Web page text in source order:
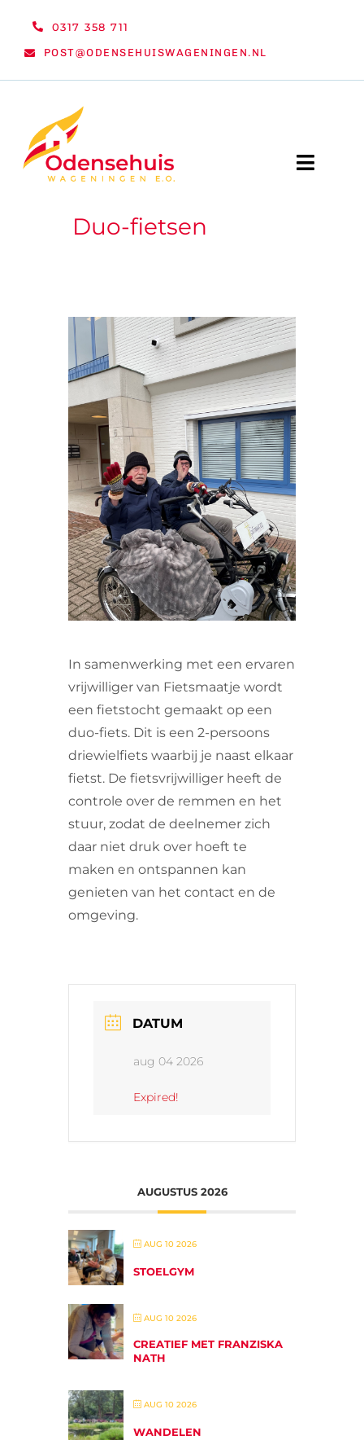
0317 358 711
POST@ODENSEHUISWAGENINGEN.NL
Toggle
WELKOM
ORGANISATIE
VRIJWILLIGERS & STAGIAIRES
CONTACT
Duo-fietsen
In samenwerking met een ervaren
vrijwilliger van Fietsmaatje wordt
een fietstocht gemaakt op een
duo-fiets. Dit is een 2-persoons
driewielfiets waarbij je naast elkaar
fietst. De fietsvrijwilliger heeft de
controle over de remmen en het
stuur, zodat de deelnemer zich
daar niet druk over hoeft te
maken en ontspannen kan
genieten van het contact en de
omgeving.
DATUM
aug 04 2026
Expired!
AUGUSTUS 2026
AUG 10 2026
STOELGYM
AUG 10 2026
CREATIEF MET FRANZISKA
NATH
AUG 10 2026
WANDELEN